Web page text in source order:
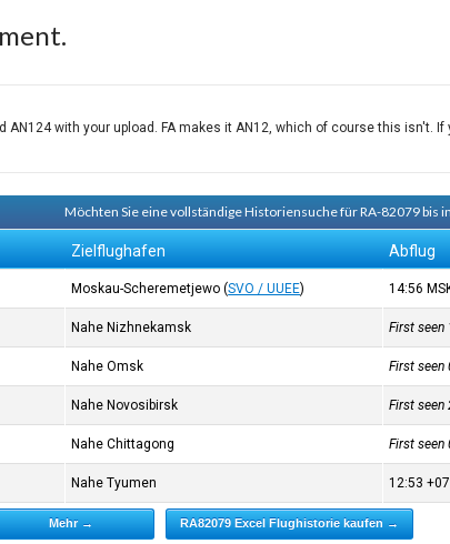
with your upload. FA makes it AN12, which of course this isn't.
Möchten Sie eine vollständige Historiensuche für RA-82079 bis
Zielflughafen Abflug
Moskau-Scheremetjewo (SVO / UUEE) 14:56
Nahe Nizhnekamsk First
Nahe Omsk First
Nahe Novosibirsk First
Nahe Chittagong First
Nahe Tyumen 12:53+07
Mehr → RA82079 Excel Flughistorie kaufen →